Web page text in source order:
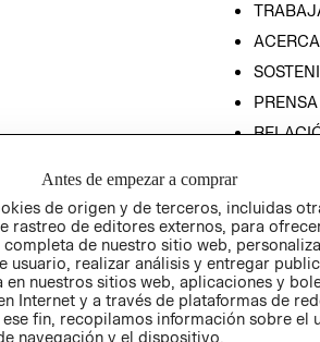
PRENSA
Antes de empezar a comprar
de origen y de terceros, incluidas
rastreo de editores externos, para
de nuestro sitio web,
usuario, realizar análisis y entregar
en nuestros sitios web, aplicaciones y
Internet y a través de plataformas de
fin, recopilamos información sobre el
navegación y el dispositivo.